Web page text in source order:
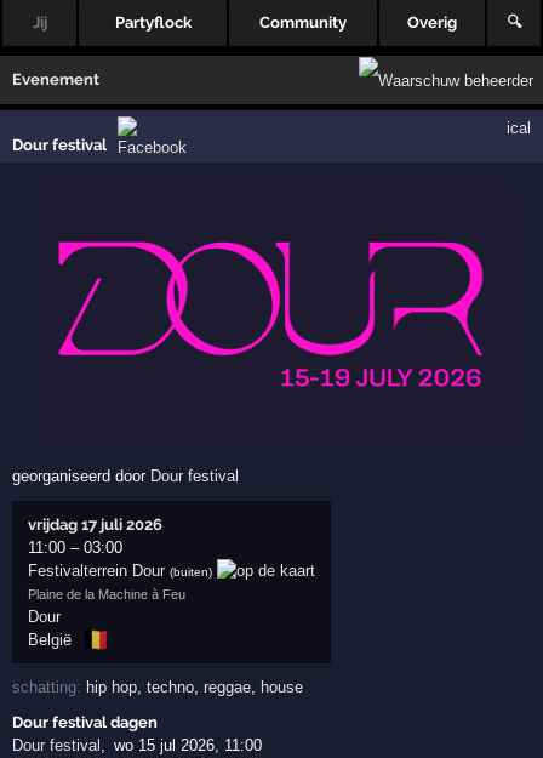
Jij Partyflock Community Overig 🔍
Evenement
Dour festival
ical
georganiseerd door Dour festival
vrijdag 17 juli 2026
11:00 –03:00
Festivalterrein Dour (buiten)
Plaine de la Machine à Feu
Dour
België
🇧🇪
schatting: hip hop ,techno ,reggae
house
Dour festival dagen
Dour festival , wo 15 jul 2026, 11:00